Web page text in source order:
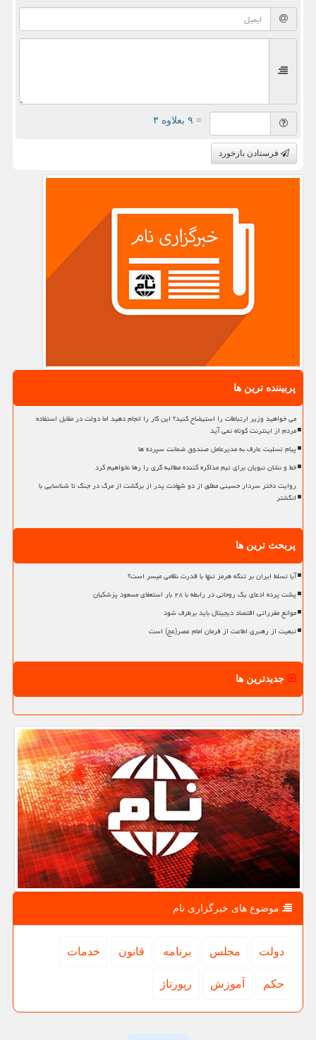
= ۹ بعلاوه ۳
فرستادن بازخورد
پربیننده ترین ها
می خواهید وزیر ارتباطات را استیضاح کنید؟ این کار را انجام دهید اما دولت در مقابل استفاده
مردم از اینترنت کوتاه نمی آید
پیام تسلیت عارف به مدیرعامل صندوق ضمانت سپرده ها
خط و نشان نبویان برای تیم مذاکره کننده مطالبه گری را رها نخواهیم کرد
روایت دختر سردار حسینی مطلق از دو شهادت پدر از برگشت از مرگ در جنگ تا شناسایی با
انگشتر
پربحث ترین ها
آیا تسلط ایران بر تنگه هرمز تنها با قدرت نظامی میسر است؟
پشت پرده ادعای یک روحانی در رابطه با ۲۸ بار استعفای مسعود پزشکیان
موانع مقرراتی اقتصاد دیجیتال باید برطرف شود
تبعیت از رهبری اطاعت از فرمان امام عصر(عج) است
جدیدترین ها
موضوع های خبرگزاری نام
دولت مجلس برنامه قانون خدمات
حكم آموزش رپورتاژ